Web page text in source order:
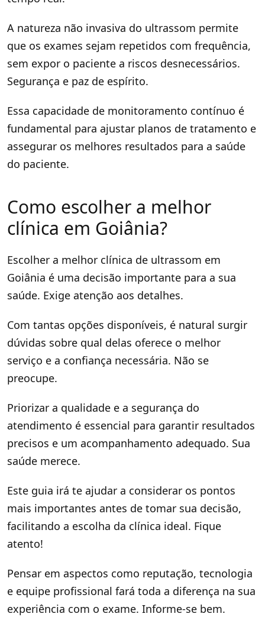
A natureza não invasiva do ultrassom permite
que os exames sejam repetidos com frequência,
sem expor o paciente a riscos desnecessários.
Segurança e paz de espírito.
Essa capacidade de monitoramento contínuo é
fundamental para ajustar planos de tratamento e
assegurar os melhores resultados para a saúde
do paciente.
Como escolher a melhor
clínica em Goiânia?
Escolher a melhor clínica de ultrassom em
Goiânia é uma decisão importante para a sua
saúde. Exige atenção aos detalhes.
Com tantas opções disponíveis, é natural surgir
dúvidas sobre qual delas oferece o melhor
serviço e a confiança necessária. Não se
preocupe.
Priorizar a qualidade e a segurança do
atendimento é essencial para garantir resultados
precisos e um acompanhamento adequado. Sua
saúde merece.
Este guia irá te ajudar a considerar os pontos
mais importantes antes de tomar sua decisão,
facilitando a escolha da clínica ideal. Fique
atento!
Pensar em aspectos como reputação, tecnologia
e equipe profissional fará toda a diferença na sua
experiência com o exame. Informe-se bem.